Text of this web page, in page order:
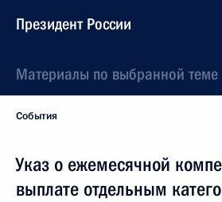
Президент России
Материалы по выбранной теме
События
Указ о ежемесячной
выплате отдельным